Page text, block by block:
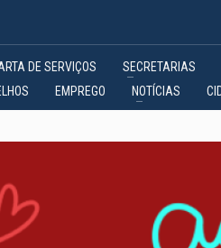
DE SERVIÇOS SECRETARIAS
EMPREGO NOTÍCIAS